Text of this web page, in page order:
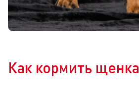
Как кормить щенка